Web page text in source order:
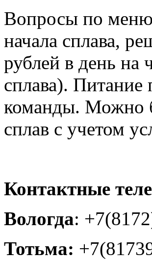
Вопросы по меню
начала сплава,
рублей в день на
сплава). Питание
команды. Можно
сплав с учетом
Контактные
Вологда:
Тотьма: